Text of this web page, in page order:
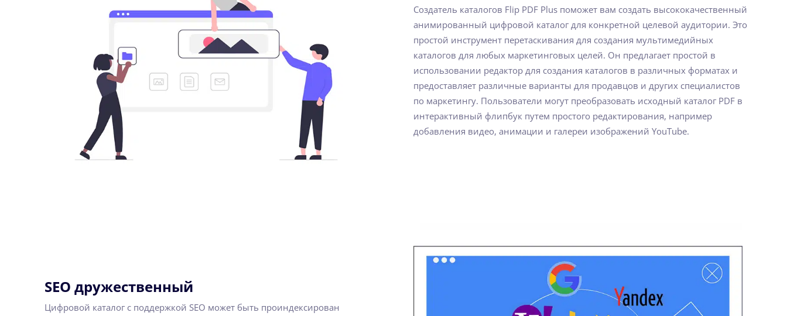
Создатель каталогов Flip PDF Plus поможет вам создать высококачественный
анимированный цифровой каталог для конкретной целевой аудитории. Это
простой инструмент перетаскивания для создания мультимедийных
каталогов для любых маркетинговых целей. Он предлагает простой в
использовании редактор для создания каталогов в различных форматах и
предоставляет различные варианты для продавцов и других специалистов
по маркетингу. Пользователи могут преобразовать исходный каталог PDF в
интерактивный флипбук путем простого редактирования, например
добавления видео, анимации и галереи изображений YouTube.
SEO дружественный
Цифровой каталог с поддержкой SEO может быть проиндексирован